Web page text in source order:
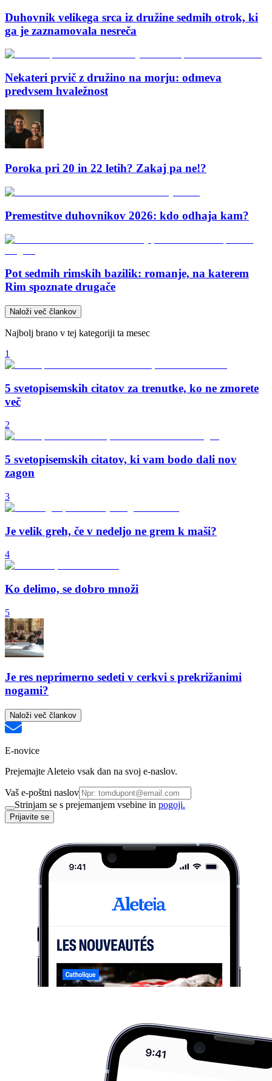
Duhovnik velikega srca iz družine sedmih otrok, ki
ga je zaznamovala nesreča
Nekateri prvič z družino na morju: odmeva
predvsem hvaležnost
Poroka pri 20 in 22 letih? Zakaj pa ne!?
Premestitve duhovnikov 2026: kdo odhaja kam?
Pot sedmih rimskih bazilik: romanje, na katerem
Rim spoznate drugače
Naloži več člankov
Najbolj brano v tej kategoriji ta mesec
1
5 svetopisemskih citatov za trenutke, ko ne zmorete
več
2
5 svetopisemskih citatov, ki vam bodo dali nov
zagon
3
Je velik greh, če v nedeljo ne grem k maši?
4
Ko delimo, se dobro množi
5
Je res neprimerno sedeti v cerkvi s prekrižanimi
nogami?
Naloži več člankov
E-novice
Prejemajte Aleteio vsak dan na svoj e-naslov.
Vaš e-poštni naslov
Strinjam se s prejemanjem vsebine in pogoji.
Prijavite se